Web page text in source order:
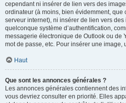
cependant ni insérer de lien vers des
ordinateur (à moins, bien évidemment, que
serveur internet), ni insérer de lien vers
quelconque système d’authentification,
messagerie électronique de Outlook ou de
mot de passe, etc. Pour insérer une
Haut
Que sont les annonces générales ?
Les annonces générales contiennent des
vous devriez consulter en priorité. Elles